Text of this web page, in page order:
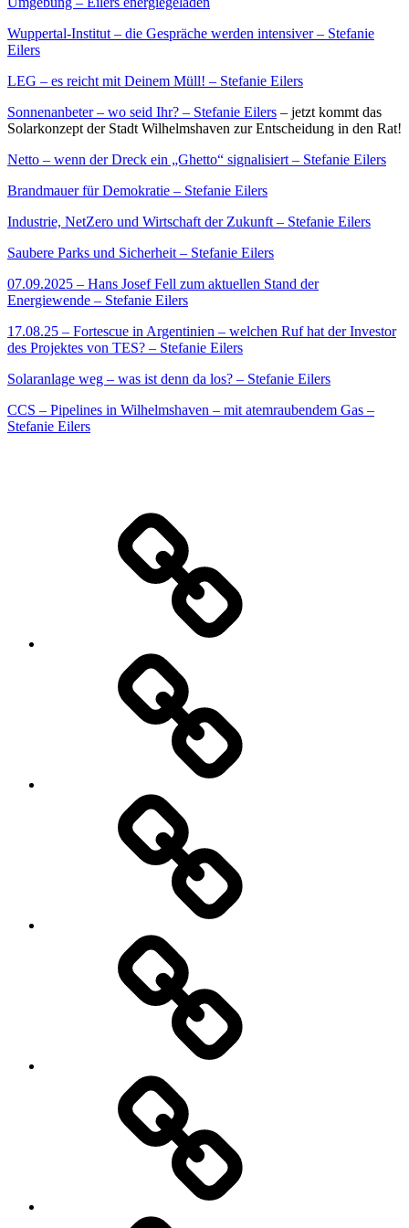
Wuppertal-Institut – die Gespräche werden intensiver – Stefanie
Eilers
LEG – es reicht mit Deinem Müll! – Stefanie Eilers
Sonnenanbeter – wo seid Ihr? – Stefanie Eilers – jetzt kommt das
Solarkonzept der Stadt Wilhelmshaven zur Entscheidung in den Rat!
Netto – wenn der Dreck ein „Ghetto“ signalisiert – Stefanie Eilers
Brandmauer für Demokratie – Stefanie Eilers
Industrie, NetZero und Wirtschaft der Zukunft – Stefanie Eilers
Saubere Parks und Sicherheit – Stefanie Eilers
07.09.2025 – Hans Josef Fell zum aktuellen Stand der
Energiewende – Stefanie Eilers
17.08.25 – Fortescue in Argentinien – welchen Ruf hat der Investor
des Projektes von TES? – Stefanie Eilers
Solaranlage weg – was ist denn da los? – Stefanie Eilers
CCS – Pipelines in Wilhelmshaven – mit atemraubendem Gas –
Stefanie Eilers
Energiedrehscheibe
Radiosendungen
Veranstaltungen
Wilhelmshaven